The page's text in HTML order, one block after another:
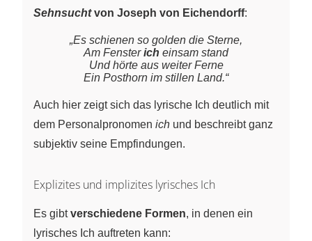
Sehnsuchtvon Joseph von Eichendorff:
„Es schienen so golden die Sterne,
Am Fensterich einsam stand
Und hörte aus weiter Ferne
Ein Posthorn im stillen Land.“
Auch hier zeigt sich das lyrische Ich deutlich mit
dem Personalpronomen ich und beschreibt ganz
subjektiv seine Empfindungen.
Explizites und implizites lyrisches Ich
Es gibtverschiedene Formen, in denen ein
lyrisches Ich auftreten kann: